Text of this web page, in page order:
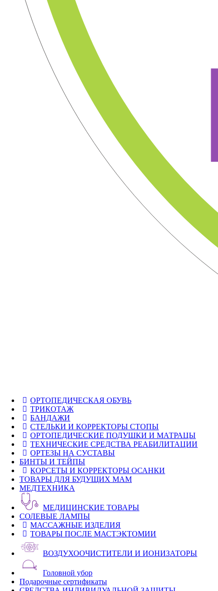
ОРТОПЕДИЧЕСКАЯ ОБУВЬ
ТРИКОТАЖ
БАНДАЖИ
СТЕЛЬКИ И КОРРЕКТОРЫ СТОПЫ
ОРТОПЕДИЧЕСКИЕ ПОДУШКИ И МАТРАЦЫ
ТЕХНИЧЕСКИЕ СРЕДСТВА РЕАБИЛИТАЦИИ
ОРТЕЗЫ НА СУСТАВЫ
БИНТЫ И ТЕЙПЫ
КОРСЕТЫ И КОРРЕКТОРЫ ОСАНКИ
ТОВАРЫ ДЛЯ БУДУЩИХ МАМ
МЕДТЕХНИКА
МЕДИЦИНСКИЕ ТОВАРЫ
СОЛЕВЫЕ ЛАМПЫ
МАССАЖНЫЕ ИЗДЕЛИЯ
ТОВАРЫ ПОСЛЕ МАСТЭКТОМИИ
ВОЗДУХООЧИСТИТЕЛИ И ИОНИЗАТОРЫ
Головной убор
Подарочные сертификаты